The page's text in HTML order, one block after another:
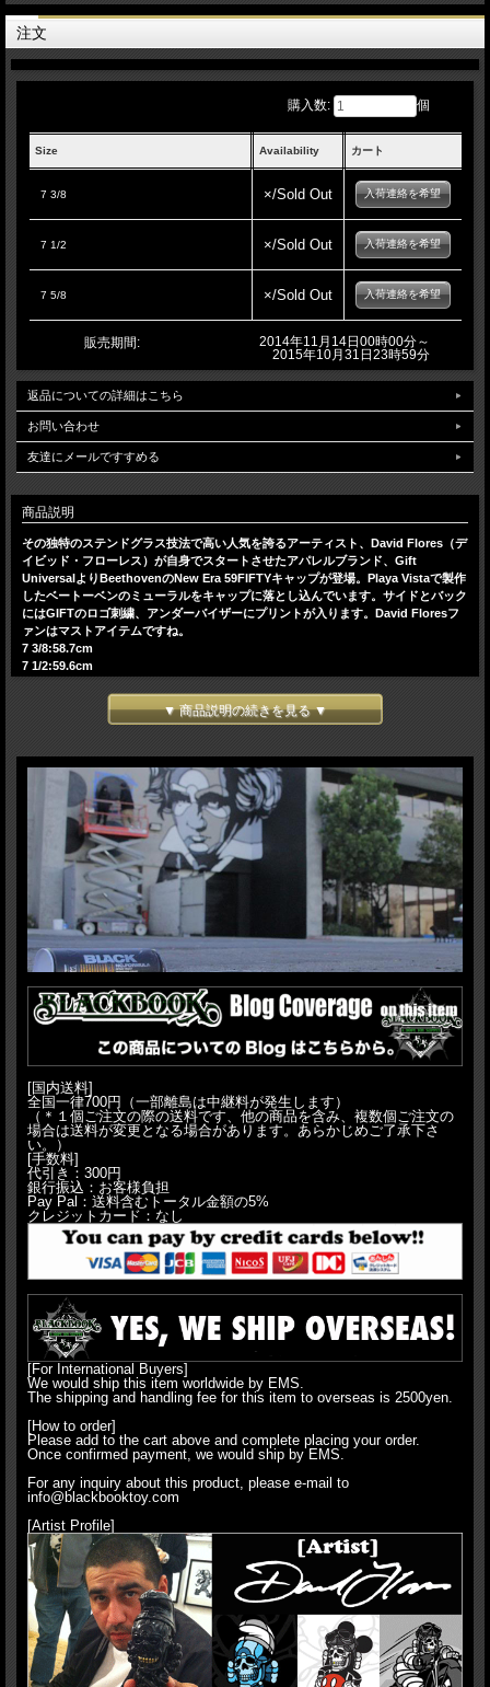
注文
購入数: 個
Size Availability カート
7 3/8 ×/Sold Out 入荷連絡を希望
7 1/2 ×/Sold Out 入荷連絡を希望
7 5/8 ×/Sold Out 入荷連絡を希望
販売期間:
2014年11月14日00時00分～
2015年10月31日23時59分
返品についての詳細はこちら
お問い合わせ
友達にメールですすめる
商品説明
その独特のステンドグラス技法で高い人気を誇るアーティスト、David Flores（デ
イビッド・フローレス）が自身でスタートさせたアパレルブランド、Gift
UniversalよりBeethovenのNew Era 59FIFTYキャップが登場。Playa Vistaで製作
したベートーベンのミューラルをキャップに落とし込んでいます。サイドとバック
にはGIFTのロゴ刺繍、アンダーバイザーにプリントが入ります。David Floresフ
ァンはマストアイテムですね。
7 3/8:58.7cm
7 1/2:59.6cm
▼ 商品説明の続きを見る ▼
[国内送料]
全国一律700円（一部離島は中継料が発生します）
（＊１個ご注文の際の送料です、他の商品を含み、複数個ご注文の
場合は送料が変更となる場合があります。あらかじめご了承下さ
い。）
[手数料]
代引き：300円
銀行振込：お客様負担
Pay Pal：送料含むトータル金額の5%
クレジットカード：なし
[For International Buyers]
We would ship this item worldwide by EMS.
The shipping and handling fee for this item to overseas is 2500yen.
[How to order]
Please add to the cart above and complete placing your order.
Once confirmed payment, we would ship by EMS.
For any inquiry about this product, please e-mail to
info@blackbooktoy.com
[Artist Profile]